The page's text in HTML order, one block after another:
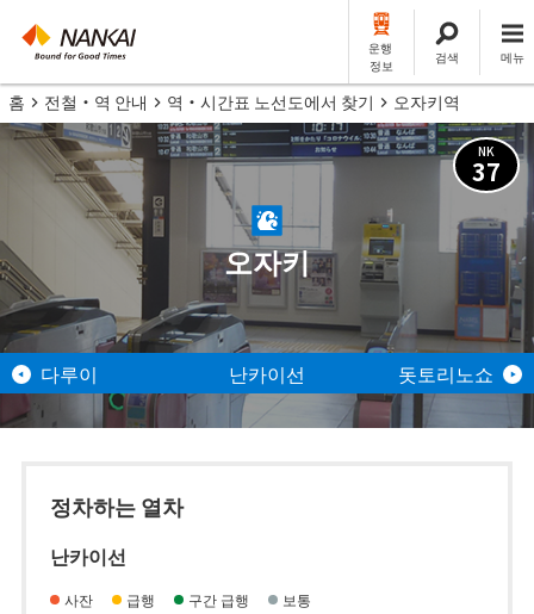
운행
정보
검색 메뉴
홈 전철・역 안내 역・시간표 노선도에서 찾기 오자키역
NK
37
오자키
다루이 난카이선 돗토리노쇼
정차하는 열차
난카이선
사잔 급행 구간 급행 보통